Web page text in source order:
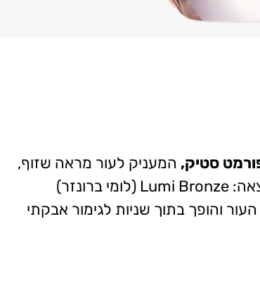
סטיק, המעניק לעור מראה שזוף,
בריא וזוהר (Glow), במינימום מאמץ ומקסימום תוצאה: Lumi Bronze (לומי ברונזר)
והופך בתוך שניות לגימור אבקתי